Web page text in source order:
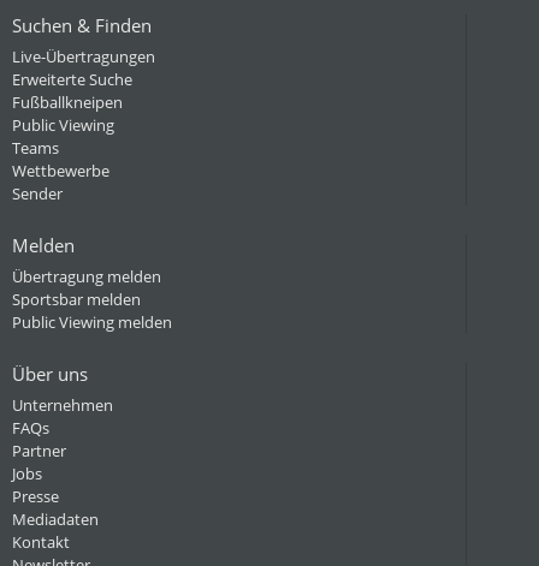
Suchen & Finden
Live-Übertragungen
Erweiterte Suche
Fußballkneipen
Public Viewing
Teams
Wettbewerbe
Sender
Melden
Übertragung melden
Sportsbar melden
Public Viewing melden
Über uns
Unternehmen
FAQs
Partner
Jobs
Presse
Mediadaten
Kontakt